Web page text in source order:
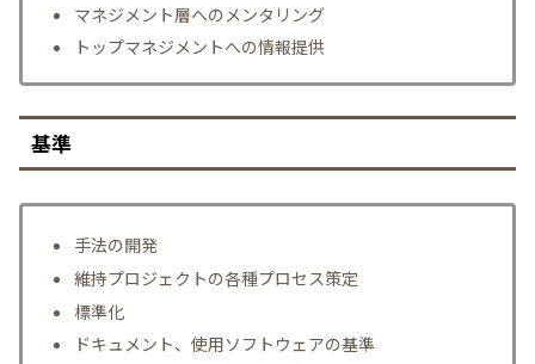
マネジメント層へのメンタリング
トップマネジメントへの情報提供
基準
手法の開発
維持プロジェクトの各種プロセス策定
標準化
ドキュメント、使用ソフトウェアの基準